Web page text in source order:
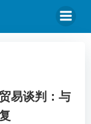
易谈判：与